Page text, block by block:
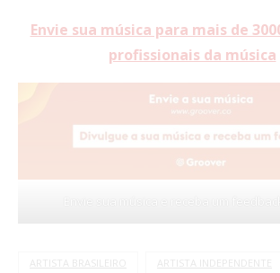
Envie sua música para mais de
profissionais da música
ARTISTA BRASILEIRO ARTISTA INDEPENDENTE